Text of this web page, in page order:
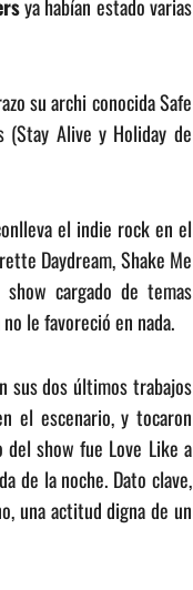
ya habían estado varias
su archi conocida Safe
Alive y Holiday de
el indie rock en el
Daydream, Shake Me
cargado de temas
le favoreció en nada.
sus dos últimos trabajos
el escenario, y tocaron
del show fue Love Like a
de la noche. Dato clave,
una actitud digna de un